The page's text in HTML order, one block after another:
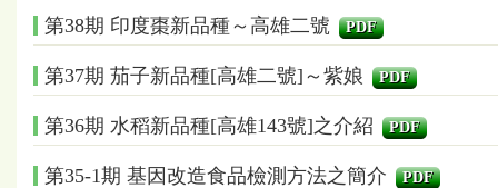
第38期 印度棗新品種～高雄二號 PDF
第37期 茄子新品種[高雄二號]～紫娘 PDF
第36期 水稻新品種[高雄143號]之介紹 PDF
第35-1期 基因改造食品檢測方法之簡介 PDF